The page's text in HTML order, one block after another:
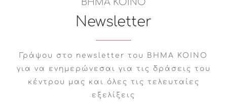
στην οθόνη σχετίζεται με αυξημένο
άγχος και με ριψοκίνδυνες
Επίσης, ο χρόνος που αφιερώνεται σε
ηλεκτρονικά μέσα από ενήλικες
συσχετίστηκε με τον κίνδυνο πρώιμης
γνωστικής έκπτωσης και άνοιας. Εδώ να
Newsletter
Γράψου στο newsletter του ΒΗΜΑ ΚΟΙΝΟ
για να ενημερώνεσαι για τις δράσεις του
κέντρου μας και όλες τις τελευταίες
εξελίξεις